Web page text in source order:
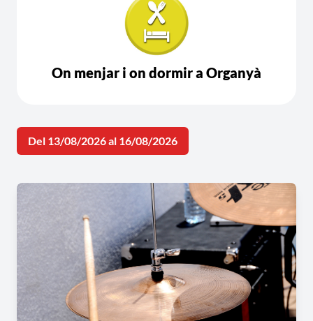
On menjar i on dormir a Organyà
Del 13/08/2026 al 16/08/2026